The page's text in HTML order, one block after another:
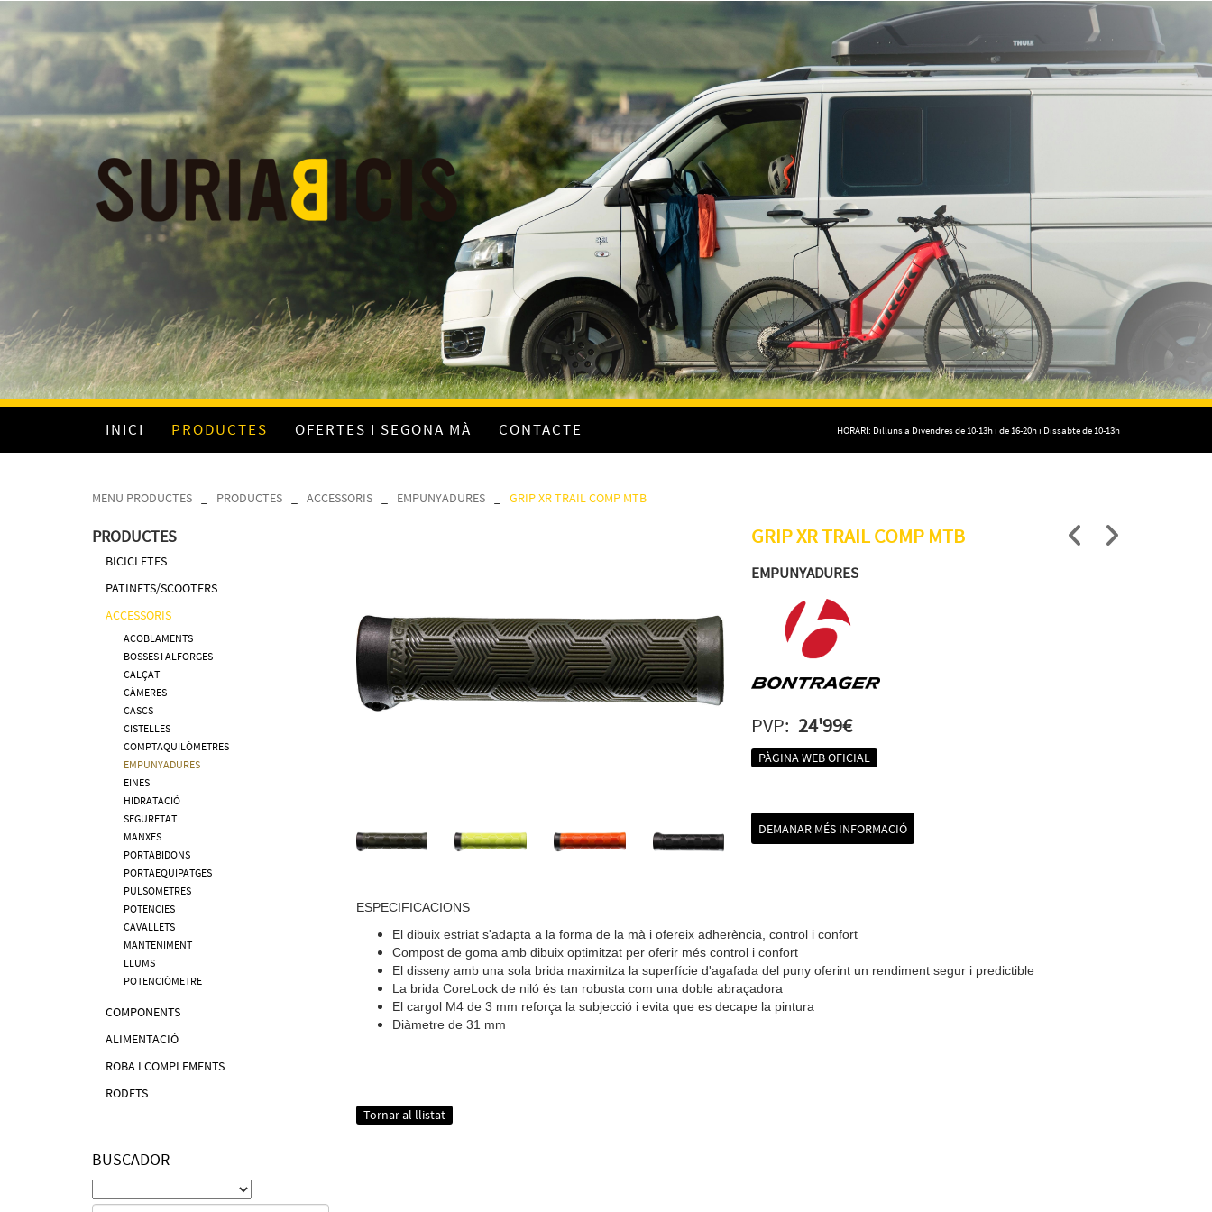
INICI PRODUCTES OFERTES I SEGONA MÀ CONTACTE HORARI: Dilluns a Divendres de 10-13h i de 16-20h i Dissabte de 10-13h
MENU PRODUCTES PRODUCTES ACCESSORIS EMPUNYADURES GRIP XR TRAIL COMP MTB
PRODUCTES
BICICLETES
PATINETS/SCOOTERS
ACCESSORIS
ACOBLAMENTS
BOSSES I ALFORGES
CALÇAT
CÀMERES
CASCS
CISTELLES
COMPTAQUILÒMETRES
EMPUNYADURES
EINES
HIDRATACIÓ
SEGURETAT
MANXES
PORTABIDONS
PORTAEQUIPATGES
PULSÒMETRES
POTÈNCIES
CAVALLETS
MANTENIMENT
LLUMS
POTENCIÒMETRE
COMPONENTS
ALIMENTACIÓ
ROBA I COMPLEMENTS
RODETS
BUSCADOR
GRIP XR TRAIL COMP MTB
EMPUNYADURES
PVP: 24'99€
PÀGINA WEB OFICIAL
DEMANAR MÉS INFORMACIÓ
ESPECIFICACIONS
El dibuix estriat s'adapta a la forma de la mà i ofereix adherència, control i confort
Compost de goma amb dibuix optimitzat per oferir més control i confort
El disseny amb una sola brida maximitza la superfície d'agafada del puny oferint un rendiment segur i predictible
La brida CoreLock de niló és tan robusta com una doble abraçadora
El cargol M4 de 3 mm reforça la subjecció i evita que es decape la pintura
Diàmetre de 31 mm
Tornar al llistat